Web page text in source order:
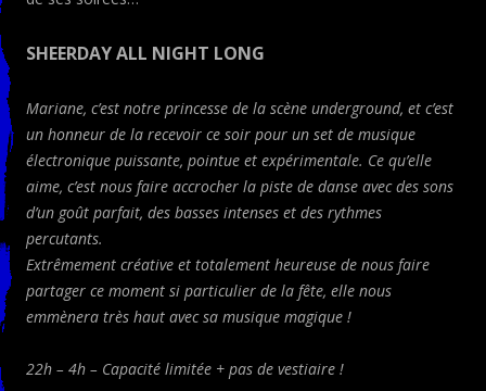
SHEERDAY ALL NIGHT LONG
Mariane, c’est notre princesse de la scène underground, et c’est
un honneur de la recevoir ce soir pour un set de musique
électronique puissante, pointue et expérimentale. Ce qu’elle
aime, c’est nous faire accrocher la piste de danse avec des sons
d’un goût parfait, des basses intenses et des rythmes
percutants.
Extrêmement créative et totalement heureuse de nous faire
partager ce moment si particulier de la fête, elle nous
emmènera très haut avec sa musique magique !
22h – 4h – Capacité limitée + pas de vestiaire !